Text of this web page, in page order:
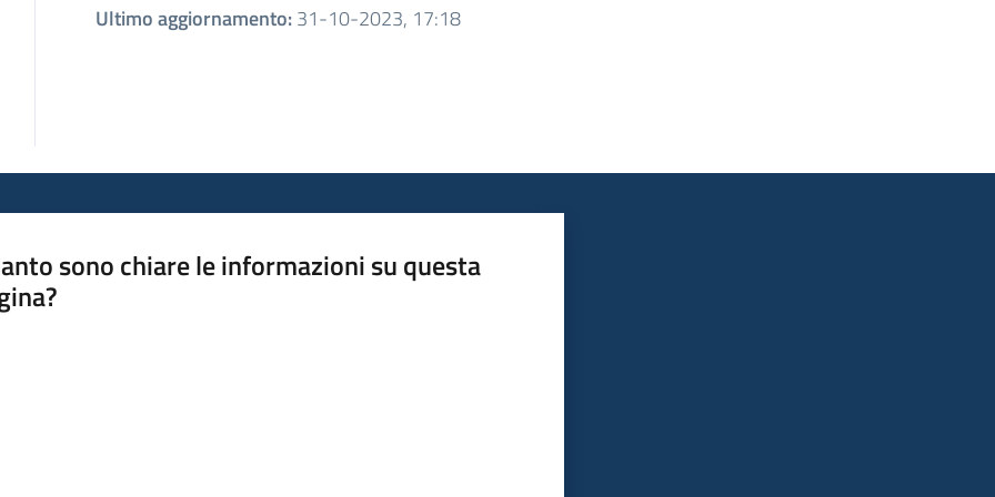
Ultimo aggiornamento:31-10-2023, 17:18
sono chiare le informazioni su questa